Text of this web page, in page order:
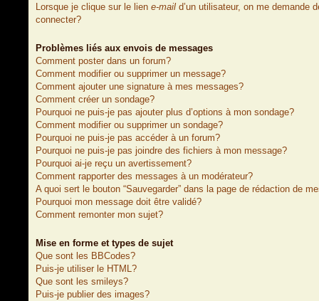
Lorsque je clique sur le lien e-mail d’un utilisateur, on me demande
connecter?
Problèmes liés aux envois de messages
Comment poster dans un forum?
Comment modifier ou supprimer un message?
Comment ajouter une signature à mes messages?
Comment créer un sondage?
Pourquoi ne puis-je pas ajouter plus d’options à mon sondage?
Comment modifier ou supprimer un sondage?
Pourquoi ne puis-je pas accéder à un forum?
Pourquoi ne puis-je pas joindre des fichiers à mon message?
Pourquoi ai-je reçu un avertissement?
Comment rapporter des messages à un modérateur?
A quoi sert le bouton “Sauvegarder” dans la page de rédaction de
Pourquoi mon message doit être validé?
Comment remonter mon sujet?
Mise en forme et types de sujet
Que sont les BBCodes?
Puis-je utiliser le HTML?
Que sont les smileys?
Puis-je publier des images?